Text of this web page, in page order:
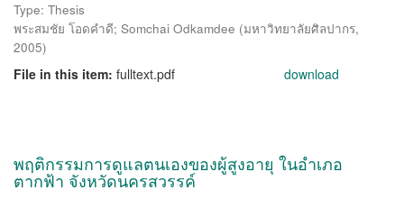
Type: Thesis
พระสมชัย โอดคำดี; Somchai Odkamdee (มหาวิทยาลัยศิลปากร,
2005)
File in this item: fulltext.pdf download
พฤติกรรมการดูแลตนเองของผู้สูงอายุ ในอำเภอ
ตากฟ้า จังหวัดนครสวรรค์